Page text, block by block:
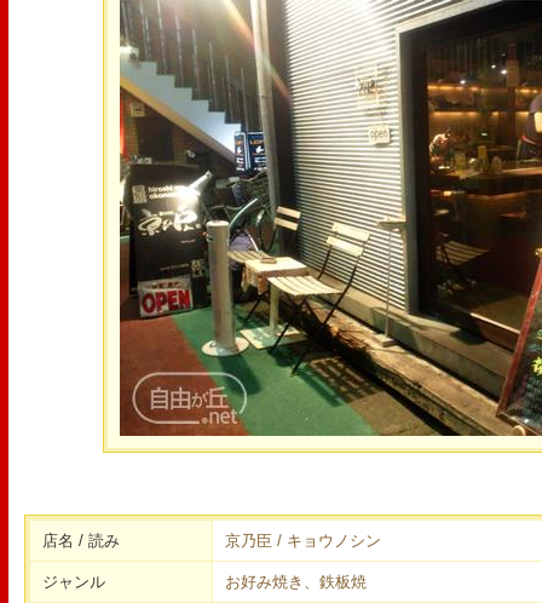
店名 / 読み 京乃臣 / キョウノシン
ジャンル お好み焼き、鉄板焼